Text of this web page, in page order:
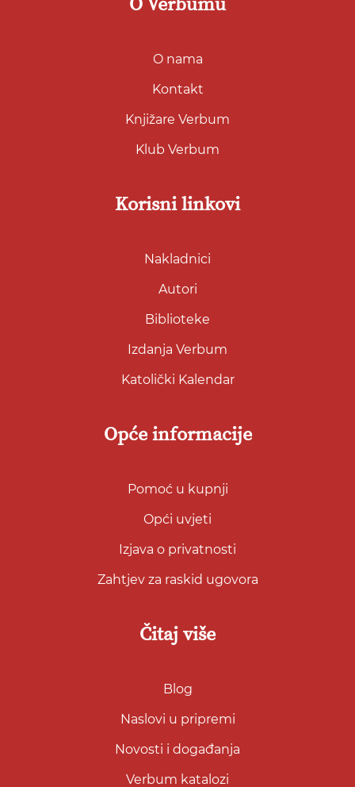
O Verbumu
O nama
Kontakt
Knjižare Verbum
Klub Verbum
Korisni linkovi
Nakladnici
Autori
Biblioteke
Izdanja Verbum
Katolički Kalendar
Opće informacije
Pomoć u kupnji
Opći uvjeti
Izjava o privatnosti
Zahtjev za raskid ugovora
Čitaj više
Blog
Naslovi u pripremi
Novosti i događanja
Verbum katalozi